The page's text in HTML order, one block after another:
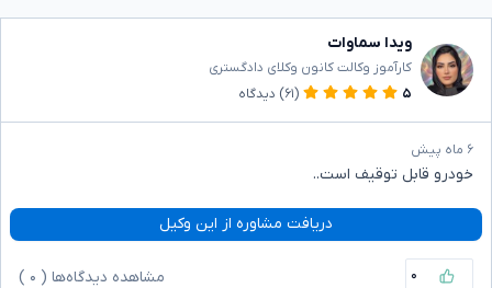
ویدا سماوات
کارآموز وکالت کانون وکلای دادگستری
۵
(۶۱) دیدگاه
۶ ماه پیش
خودرو قابل توقیف است..
دریافت مشاوره از این وکیل
۰ مشاهده دیدگاه‌ها ( ۰